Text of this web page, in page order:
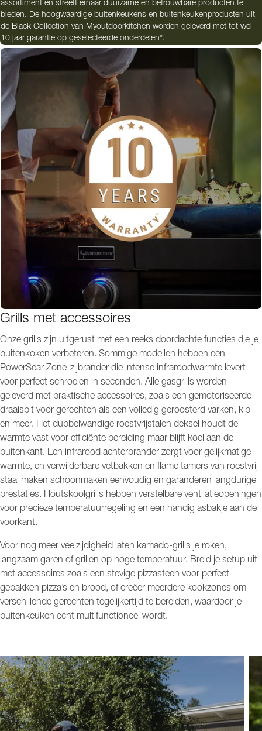
assortiment en streeft ernaar duurzame en betrouwbare producten te
bieden. De hoogwaardige buitenkeukens en buitenkeukenproducten uit
de Black Collection van Myoutdoorkitchen worden geleverd met tot wel
10 jaar garantie op geselecteerde onderdelen*.
Grills met accessoires
Onze grills zijn uitgerust met een reeks doordachte functies die je
buitenkoken verbeteren. Sommige modellen hebben een
PowerSear Zone-zijbrander die intense infraroodwarmte levert
voor perfect schroeien in seconden. Alle gasgrills worden
geleverd met praktische accessoires, zoals een gemotoriseerde
draaispit voor gerechten als een volledig geroosterd varken, kip
en meer. Het dubbelwandige roestvrijstalen deksel houdt de
warmte vast voor efficiënte bereiding maar blijft koel aan de
buitenkant. Een infrarood achterbrander zorgt voor gelijkmatige
warmte, en verwijderbare vetbakken en flame tamers van roestvrij
staal maken schoonmaken eenvoudig en garanderen langdurige
prestaties. Houtskoolgrills hebben verstelbare ventilatieopeningen
voor precieze temperatuurregeling en een handig asbakje aan de
voorkant.
Voor nog meer veelzijdigheid laten kamado-grills je roken,
langzaam garen of grillen op hoge temperatuur. Breid je setup uit
met accessoires zoals een stevige pizzasteen voor perfect
gebakken pizza’s en brood, of creëer meerdere kookzones om
verschillende gerechten tegelijkertijd te bereiden, waardoor je
buitenkeuken echt multifunctioneel wordt.